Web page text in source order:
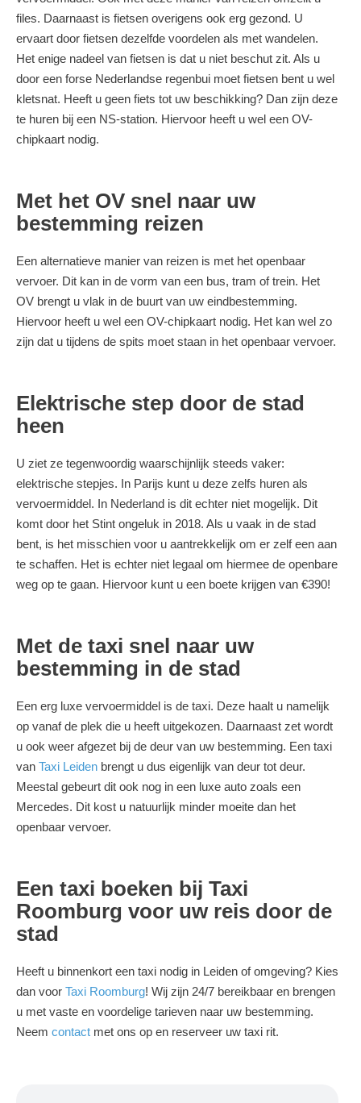
files. Daarnaast is fietsen overigens ook erg gezond. U
ervaart door fietsen dezelfde voordelen als met wandelen.
Het enige nadeel van fietsen is dat u niet beschut zit. Als u
door een forse Nederlandse regenbui moet fietsen bent u wel
kletsnat. Heeft u geen fiets tot uw beschikking? Dan zijn deze
te huren bij een NS-station. Hiervoor heeft u wel een OV-
chipkaart nodig.
Met het OV snel naar uw
bestemming reizen
Een alternatieve manier van reizen is met het openbaar
vervoer. Dit kan in de vorm van een bus, tram of trein. Het
OV brengt u vlak in de buurt van uw eindbestemming.
Hiervoor heeft u wel een OV-chipkaart nodig. Het kan wel zo
zijn dat u tijdens de spits moet staan in het openbaar vervoer.
Elektrische step door de stad
heen
U ziet ze tegenwoordig waarschijnlijk steeds vaker:
elektrische stepjes. In Parijs kunt u deze zelfs huren als
vervoermiddel. In Nederland is dit echter niet mogelijk. Dit
komt door het Stint ongeluk in 2018. Als u vaak in de stad
bent, is het misschien voor u aantrekkelijk om er zelf een aan
te schaffen. Het is echter niet legaal om hiermee de openbare
weg op te gaan. Hiervoor kunt u een boete krijgen van €390!
Met de taxi snel naar uw
bestemming in de stad
Een erg luxe vervoermiddel is de taxi. Deze haalt u namelijk
op vanaf de plek die u heeft uitgekozen. Daarnaast zet wordt
u ook weer afgezet bij de deur van uw bestemming. Een taxi
van Taxi Leiden brengt u dus eigenlijk van deur tot deur.
Meestal gebeurt dit ook nog in een luxe auto zoals een
Mercedes. Dit kost u natuurlijk minder moeite dan het
openbaar vervoer.
Een taxi boeken bij Taxi
Roomburg voor uw reis door de
stad
Heeft u binnenkort een taxi nodig in Leiden of omgeving? Kies
dan voor Taxi Roomburg! Wij zijn 24/7 bereikbaar en brengen
u met vaste en voordelige tarieven naar uw bestemming.
Neem contact met ons op en reserveer uw taxi rit.